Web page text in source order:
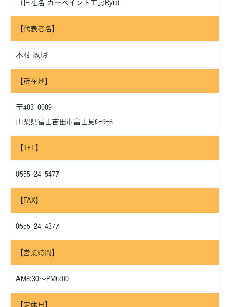
のいずれかに該当する場合を除き、個人情報を第三者に開示いた
しません。
託する業者に対して開示する場合
・法令に基づき開示することが必要である場合
個人情報の安全対策
ご本人の照会
れる場合には、ご本人であることを確認の上、対応させていただ
法令、規範の遵守と見直し
当社は、保有する個人情報に関して適用される日本の法令、その
他規範を遵守するとともに、本ポリシーの内容を適宜見直し、そ
（旧社名 カーペイント工房Ryu）
【代表者名】
木村 政明
【所在地】
〒403-0009
山梨県富士吉田市富士見6-9-8
【TEL】
0555-24-5477
【FAX】
0555-24-4377
【営業時間】
AM8:30～PM6:00
【定休日】